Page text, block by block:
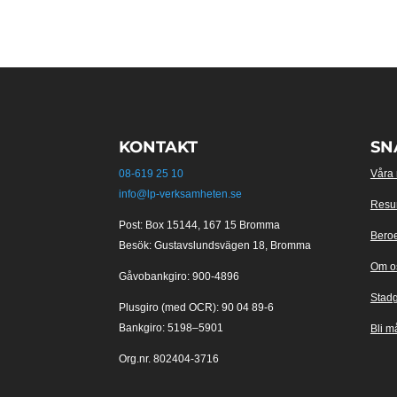
KONTAKT
08-619 25 10
info@lp-verksamheten.se
Post: Box 15144, 167 15 Bromma
Besök: Gustavslundsvägen 18, Bromma
Gåvobankgiro: 900-4896
Plusgiro (med OCR): 90 04 89-6
Bankgiro: 5198–5901
Org.nr. 802404-3716
Våra
Om
Bli